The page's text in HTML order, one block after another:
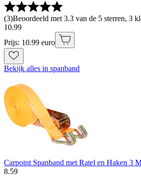
(3)Beoordeeld met 3.3 van de 5 sterren, 3
10.99
Prijs: 10.99 euro
Bekijk alles in spanband
Carpoint Spanband met Ratel en Haken 3
8.59